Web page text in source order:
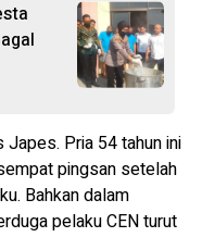
Pria 54 tahun ini
pingsan setelah
Bahkan dalam
pelaku CEN turut